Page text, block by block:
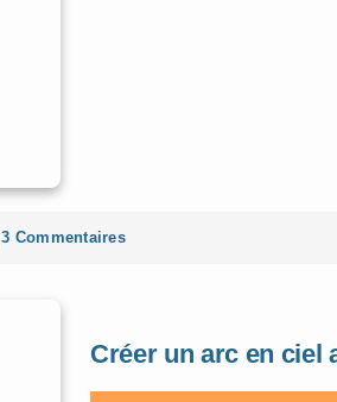
3 Commentaires
Créer un arc en ciel